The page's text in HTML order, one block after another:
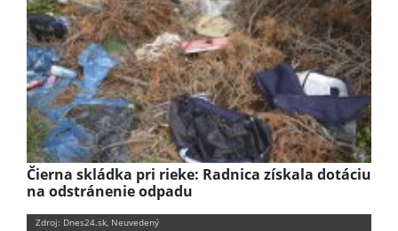
Čierna skládka pri rieke: Radnica získala dotáciu
na odstránenie odpadu
Zdroj: Dnes24.sk, Neuvedený